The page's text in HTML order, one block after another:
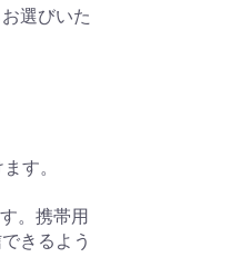
選びいた
す。
。携帯用
きるよう